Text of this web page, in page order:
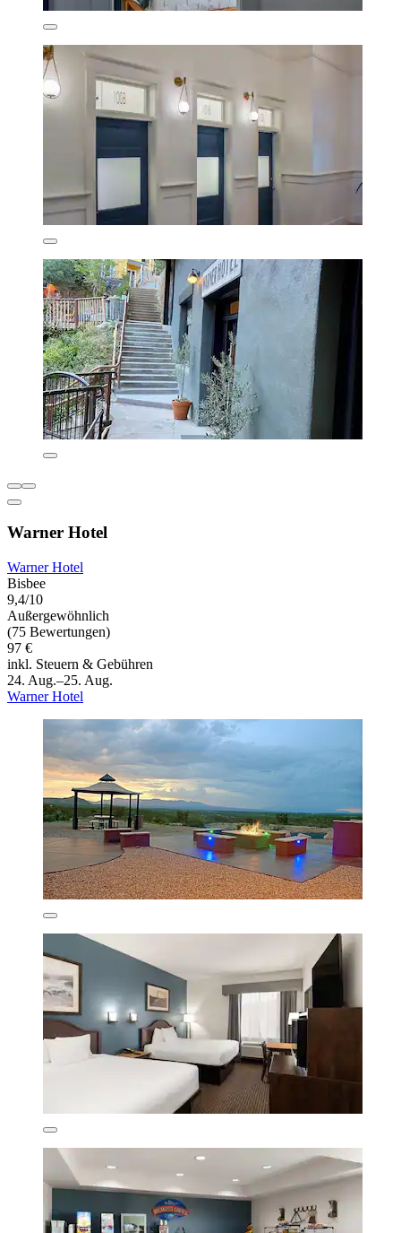
Warner Hotel
Warner Hotel
Bisbee
9,4/10
Außergewöhnlich
(75 Bewertungen)
97 €
inkl. Steuern & Gebühren
24. Aug.–25. Aug.
Warner Hotel